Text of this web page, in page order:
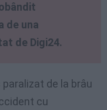
de una
de Digi24.
de la brâu
cu